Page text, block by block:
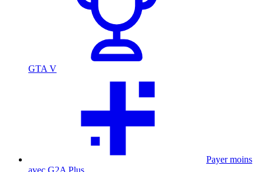
GTA V
Payer moins
avec G2A Plus